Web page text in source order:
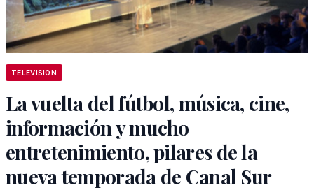
TELEVISION
La vuelta del fútbol, música, cine,
información y mucho
entretenimiento, pilares de la
nueva temporada de Canal Sur